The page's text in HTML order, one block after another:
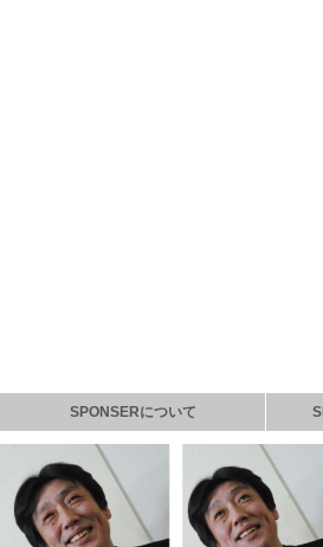
SPONSERについて